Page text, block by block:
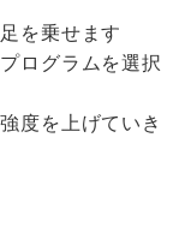
を乗せます
ログラムを選択
度を上げていき